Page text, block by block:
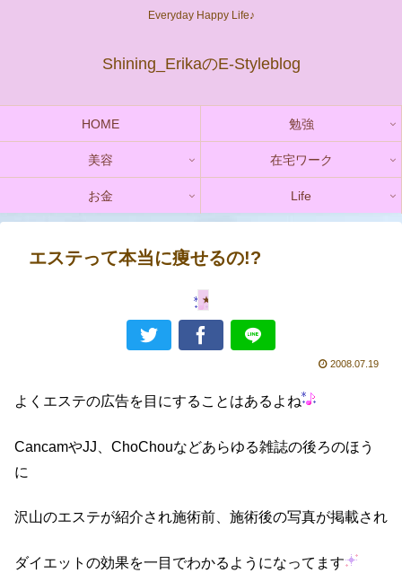
Everyday Happy Life♪
Shining_ErikaのE-Styleblog
HOME 勉強
美容 在宅ワーク
お金 Life
エステって本当に痩せるの!?
2008.07.19
よくエステの広告を目にすることはあるよね
CancamやJJ、ChoChouなどあらゆる雑誌の後ろのほう
に
沢山のエステが紹介され施術前、施術後の写真が掲載され
ダイエットの効果を一目でわかるようになってます